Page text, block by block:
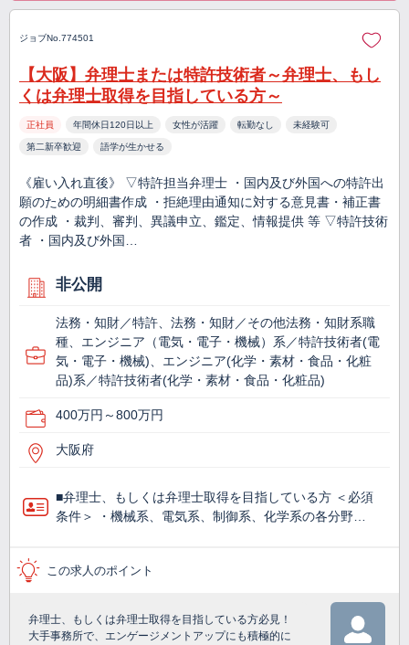
ジョブNo.774501
【大阪】弁理士または特許技術者～弁理士、もし
くは弁理士取得を目指している方～
正社員 年間休日120日以上 女性が活躍 転勤なし 未経験可
第二新卒歓迎 語学が生かせる
《雇い入れ直後》 ▽特許担当弁理士 ・国内及び外国への特許出
願のための明細書作成 ・拒絶理由通知に対する意見書・補正書
の作成 ・裁判、審判、異議申立、鑑定、情報提供 等 ▽特許技術
者 ・国内及び外国…
非公開
法務・知財／特許、法務・知財／その他法務・知財系職
種、エンジニア（電気・電子・機械）系／特許技術者(電
気・電子・機械)、エンジニア(化学・素材・食品・化粧
品)系／特許技術者(化学・素材・食品・化粧品)
400万円～800万円
大阪府
■弁理士、もしくは弁理士取得を目指している方 ＜必須
条件＞ ・機械系、電気系、制御系、化学系の各分野…
この求人のポイント
弁理士、もしくは弁理士取得を目指している方必見！
大手事務所で、エンゲージメントアップにも積極的に